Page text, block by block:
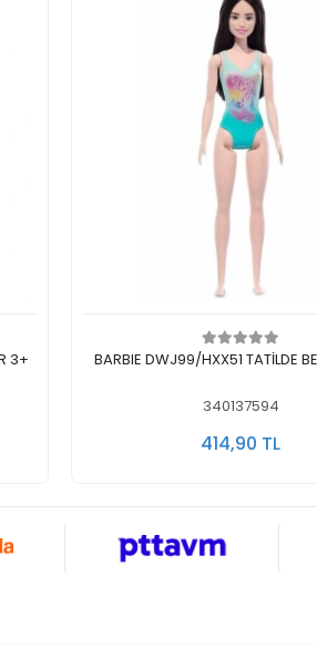
3+ Sepete Ekle
BARBIE DWJ99/HXX51 TATİLDE
340137594
414,90 TL